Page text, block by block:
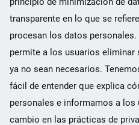
transparente en lo que se
procesan los datos
permite a los usuarios eliminar
ya no sean necesarios.
fácil de entender que explica
personales e informamos a
cambio en las prácticas de